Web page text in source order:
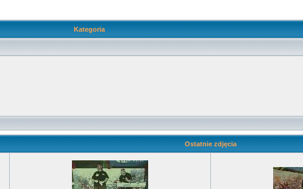
Kategoria
Ostatnie zdjęcia